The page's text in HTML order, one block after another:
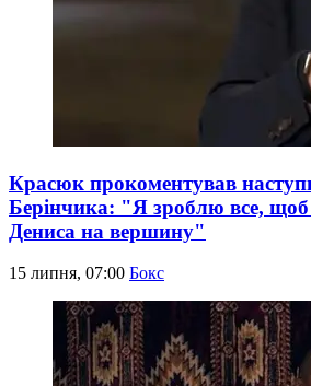
Красюк прокоментував
Берінчика: "Я зроблю все, щоб
Дениса на вершину"
15 липня, 07:00 Бокс